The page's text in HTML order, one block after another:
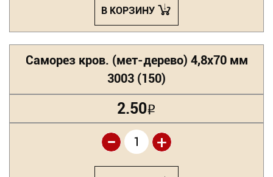
В КОРЗИНУ
Саморез кров. (мет-дерево) 4,8х70 мм
3003 (150)
2.50Р
+
-